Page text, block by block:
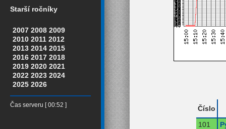
Starší ročníky
2007 2008 2009
2010 2011 2012
2013 2014 2015
2016 2017 2018
2019 2020 2021
2022 2023 2024
2025 2026
Čas serveru [ 00:52 ]
Číslo
101